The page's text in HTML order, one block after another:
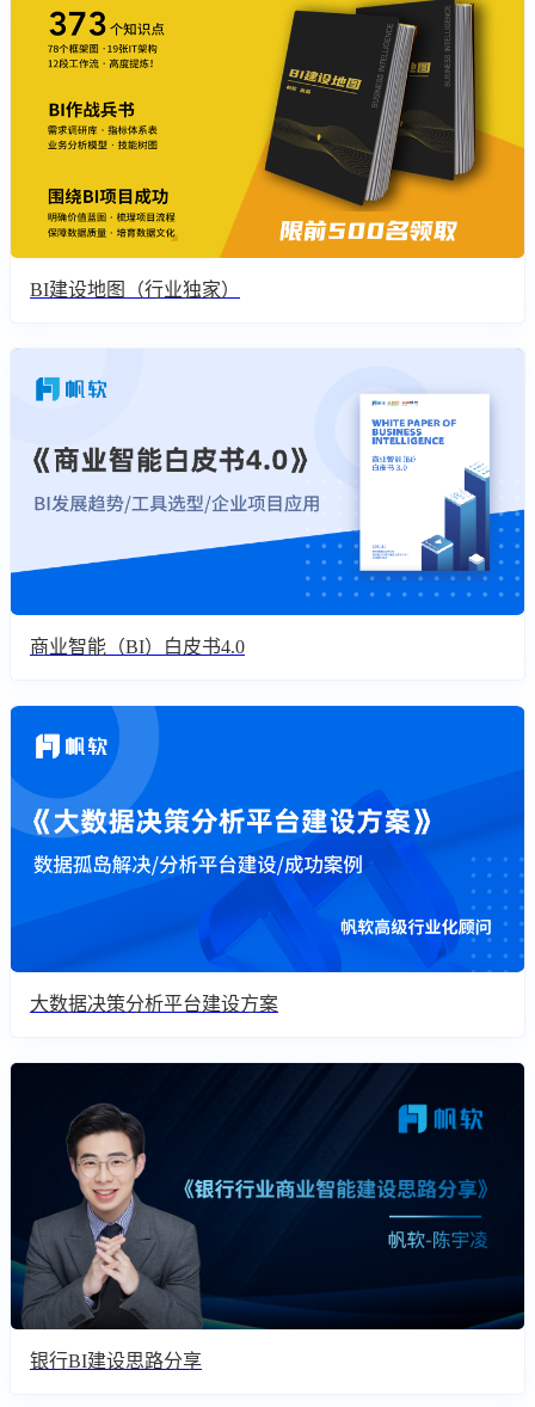
BI建设地图（行业独家）
商业智能（BI）白皮书4.0
大数据决策分析平台建设方案
银行BI建设思路分享